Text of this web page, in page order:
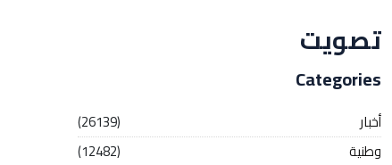
تصويت
Categories
أخبار
(26139)
وطنية
(12482)